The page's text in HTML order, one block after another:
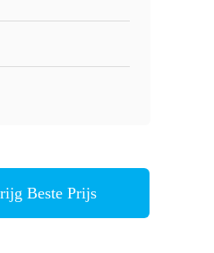
Beste Prijs